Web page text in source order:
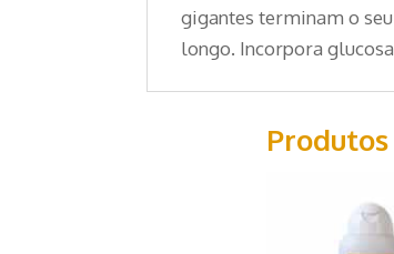
gigantes terminam o
longo. Incorpora